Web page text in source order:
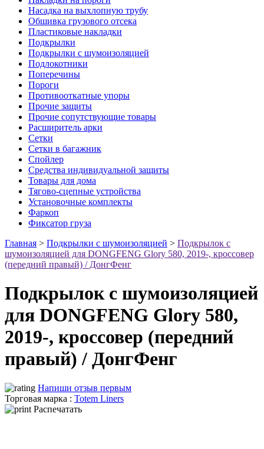
Насадка на выхлопную трубу
Обшивка грузового отсека
Пластиковые накладки
Подкрылки
Подкрылки с шумоизоляцией
Подлокотники
Поперечины
Пороги
Противооткатные упоры
Прочие защиты
Прочие сопутствующие товары
Расширитель арки
Сетки
Сетки в багажник
Спойлер
Средства индивидуальной защиты
Товары для дома
Тягово-сцепные устройства
Установочные комплекты
Фаркоп
Фиксатор груза
Главная > Подкрылки с шумоизоляцией > Подкрылок с
шумоизоляцией для DONGFENG Glory 580, 2019-, кроссовер
(передний правый) / ДонгФенг
Подкрылок с шумоизоляцией
для DONGFENG Glory 580,
2019-, кроссовер (передний
правый) / ДонгФенг
Напиши отзыв первым
Торговая марка : Totem Liners
Распечатать